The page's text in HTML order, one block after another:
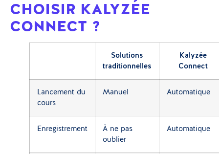
CHOISIR KALYZÉE
CONNECT ?
Solutions
traditionnelles
Kalyzée
Connect
Lancement du
cours
Manuel Automatique
Enregistrement
À ne pas
oublier
Automatique